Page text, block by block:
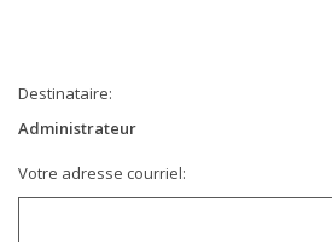
Destinataire:
Administrateur
Votre adresse courriel: